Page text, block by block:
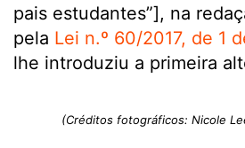
pais estudantes”], na
pela Lei n.º 60/2017, de 1
lhe introduziu a primeira
(Créditos fotográficos: Nicole